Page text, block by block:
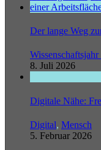
Der lange Weg
8. Juli 2026
Digitale Nähe:
Digital, Mensch
5. Februar 2026